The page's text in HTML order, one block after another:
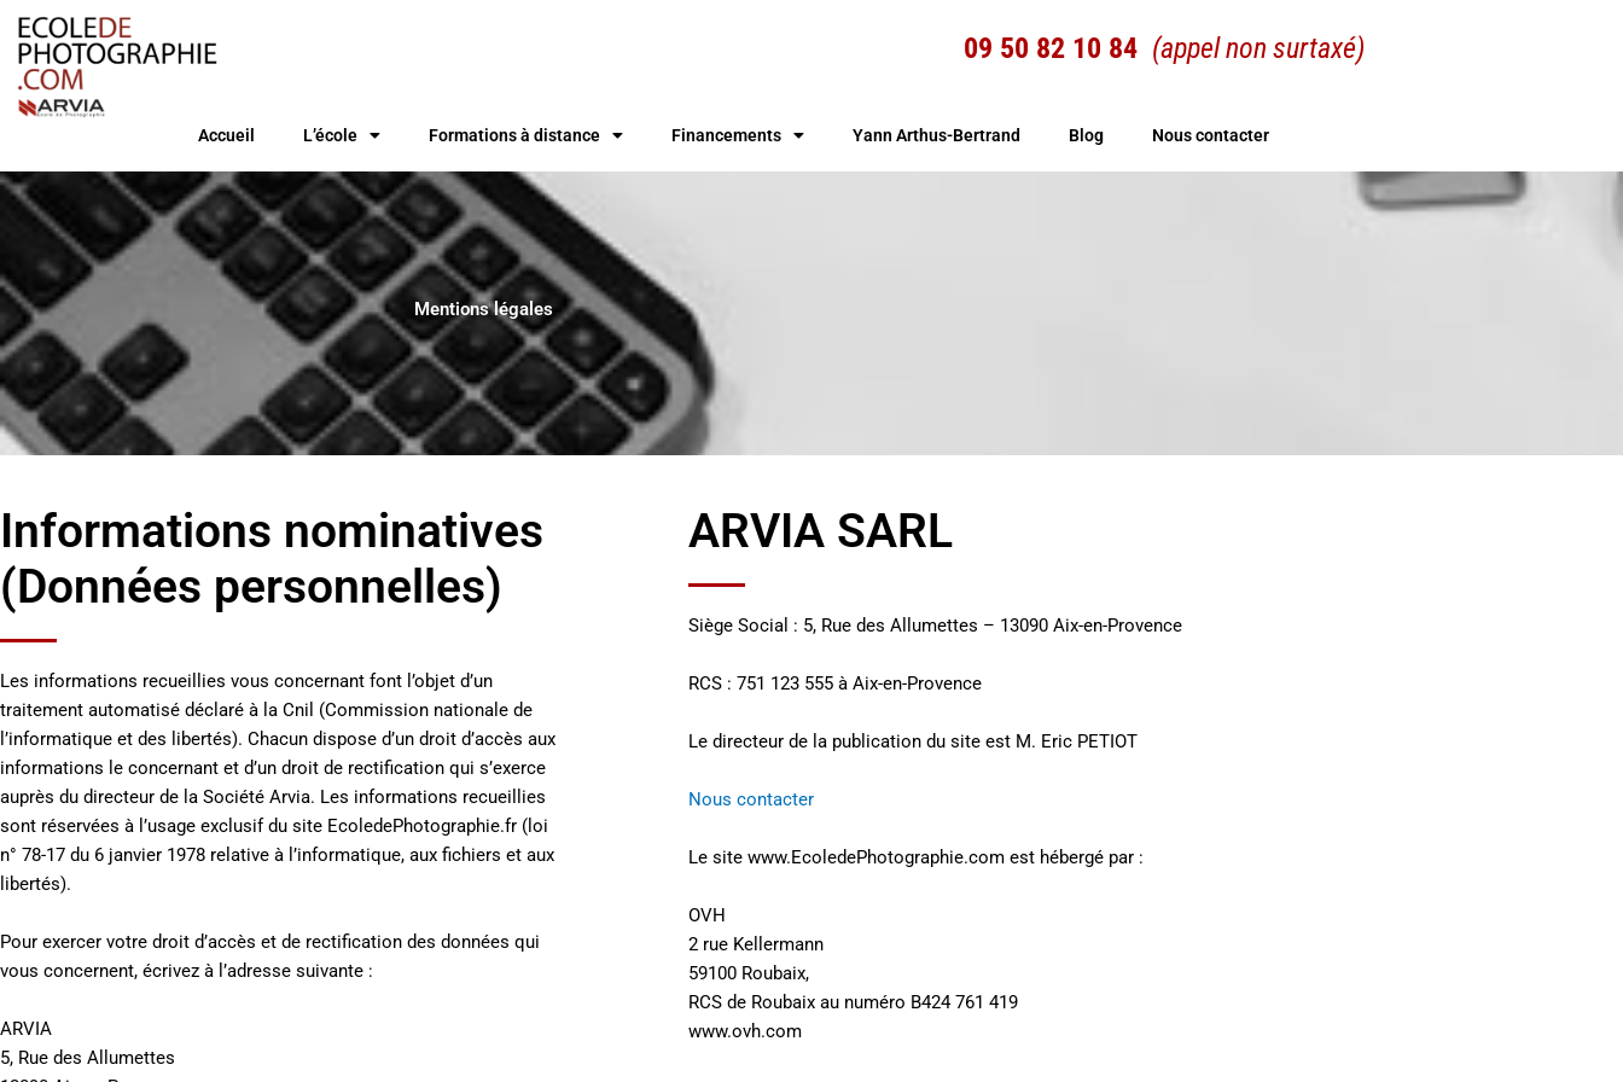
Aller
au
contenu
09 50 82 10 84 (appel non surtaxé)
Accueil L’école Formations à distance Financements Yann Arthus-Bertrand Blog Nous contacter
Mentions légales
Informations nominatives
(Données personnelles)
Les informations recueillies vous concernant font l’objet d’un
traitement automatisé déclaré à la Cnil (Commission nationale de
l’informatique et des libertés). Chacun dispose d’un droit d’accès aux
informations le concernant et d’un droit de rectification qui s’exerce
auprès du directeur de la Société Arvia. Les informations recueillies
sont réservées à l’usage exclusif du site EcoledePhotographie.fr (loi
n° 78-17 du 6 janvier 1978 relative à l’informatique, aux fichiers et aux
libertés).
Pour exercer votre droit d’accès et de rectification des données qui
vous concernent, écrivez à l’adresse suivante :
ARVIA
5, Rue des Allumettes
ARVIA SARL
Siège Social : 5, Rue des Allumettes – 13090 Aix-en-Provence
RCS : 751 123 555 à Aix-en-Provence
Le directeur de la publication du site est M. Eric PETIOT
Nous contacter
Le site www.EcoledePhotographie.com est hébergé par :
OVH
2 rue Kellermann
59100 Roubaix,
RCS de Roubaix au numéro B424 761 419
www.ovh.com